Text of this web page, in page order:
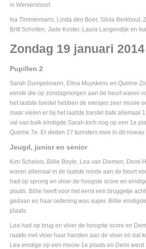
in Wervershoof.
Isa Timmermans, Linda den Boer, Silvia Berkhout,
Britt Scholten, Jade Koster, Laura Langendijk en
Zondag 19 januari 2014
Pupillen 2
Sarah Dumpelmann, Elina Muyskens en Quirine
eerste die op zondagmorgen aan de beurt waren
het laatste toestel hebben de meisjes zeer mooie
maar vielen er bij het laatste toestel balk allemaal
val van balk eindigde Sarah toch nog op een 1e
Quirine 7e. Er deden 27 turnsters mee in dit niveau
Jeugd, junior en senior
Kim Schelvis, Billie Boyle, Lea van Diemen, Demi
waren allemaal in de laatste ronde aan de beurt
had op sprong en vloer de hoogste score en
plaats. Billie heeft voor het eerst een bruggetje
gedaan en haar oefening was super. Billie
plaats.
Lea had op brug en vloer de hoogste score en
raakte met vloer haar handen aan de vloer en dat
Lea eindige op een mooie 1e plaats en Demi werd